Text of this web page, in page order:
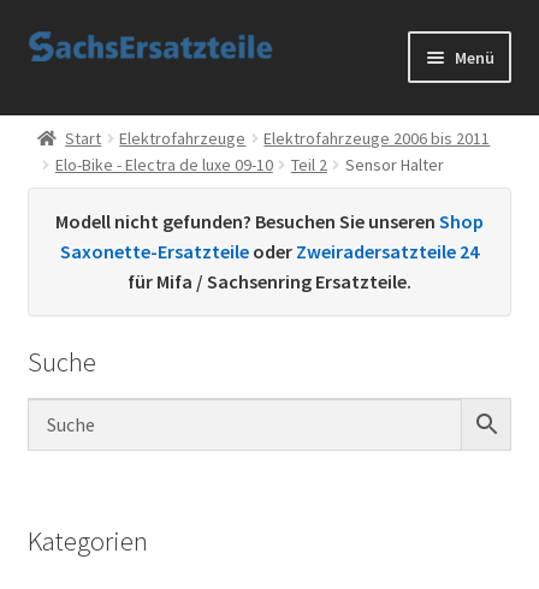
Zur
Zum
Menü
Start
AGB
Datenschutzerklärung
Kontakt
Sachs Ersatzteile
Über uns
Start Elektrofahrzeuge
Elektrofahrzeuge 2006 bis 2011
Elo-Bike - Electra de luxe 09-10
Teil 2 Sensor Halter
Modell nicht gefunden? Besuchen Sie unseren Shop
Saxonette-Ersatzteile oder Zweiradersatzteile 24
für Mifa / Sachsenring Ersatzteile.
Suche
Kategorien